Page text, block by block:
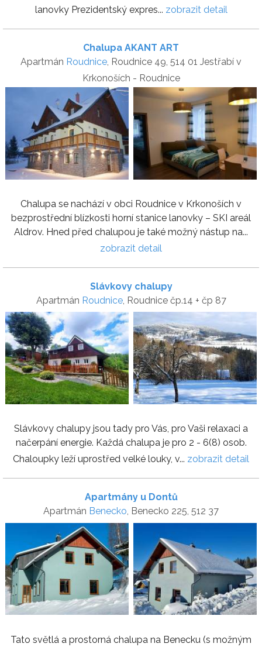
lanovky Prezidentský expres... zobrazit detail
Chalupa AKANT ART
Apartmán Roudnice, Roudnice 49, 514 01 Jestřabí v
Krkonoších - Roudnice
Chalupa se nachází v obci Roudnice v Krkonoších v
bezprostřední blízkosti horní stanice lanovky – SKI areál
Aldrov. Hned před chalupou je také možný nástup na...
zobrazit detail
Slávkovy chalupy
Apartmán Roudnice, Roudnice čp.14 + čp 87
Slávkovy chalupy jsou tady pro Vás, pro Vaši relaxaci a
načerpání energie. Každá chalupa je pro 2 - 6(8) osob.
Chaloupky leží uprostřed velké louky, v... zobrazit detail
Apartmány u Dontů
Apartmán Benecko, Benecko 225, 512 37
Tato světlá a prostorná chalupa na Benecku (s možným